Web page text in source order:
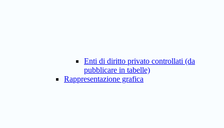
Enti di diritto privato controllati (da
pubblicare in tabelle)
Rappresentazione grafica